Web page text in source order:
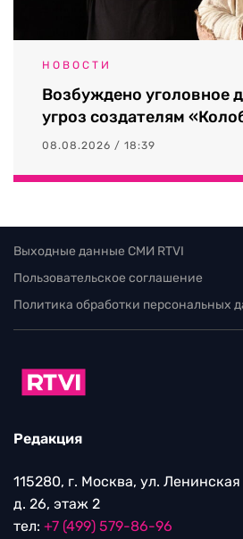
НОВОСТИ
Возбуждено уголовное
угроз создателям
08.08.2026 / 18:39
Выходные данные СМИ RTVI
Пользовательское соглашение
Политика обработки персональных
Редакция
115280, г. Москва, ул.
д. 26, этаж 2
тел: +7 (499) 579-86-96